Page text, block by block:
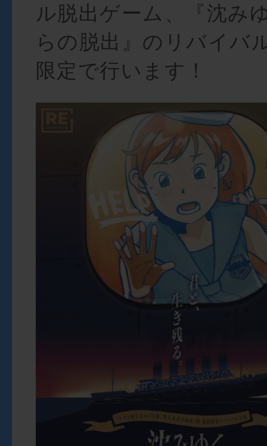
ル脱出ゲーム、『沈み
らの脱出』のリバイバ
限定で行います！